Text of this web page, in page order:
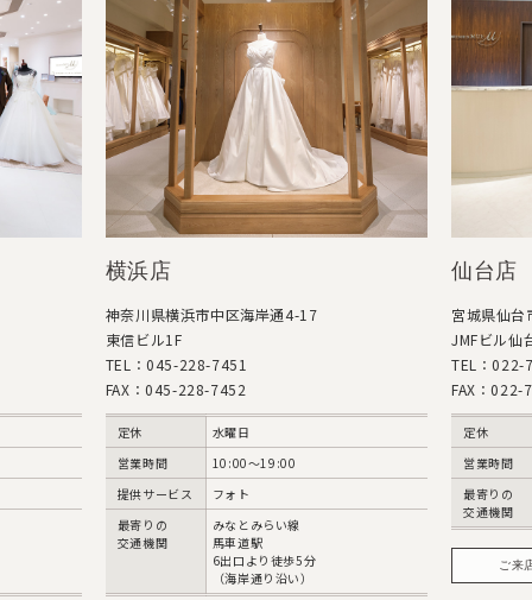
横浜店
神奈川県横浜市中区海岸通4-17
東信ビル1F
TEL：045-228-7451
FAX：045-228-7452
定休
水曜日
営業時間
10:00〜19:00
提供サービス
フォト
最寄りの
交通機関
みなとみらい線
馬車道駅
6出口より徒歩5分
（海岸通り沿い）
仙台店
宮城県仙
JMFビル仙
TEL：022-
FAX：022-
定休
営業時間
最寄りの
交通機関
ご来